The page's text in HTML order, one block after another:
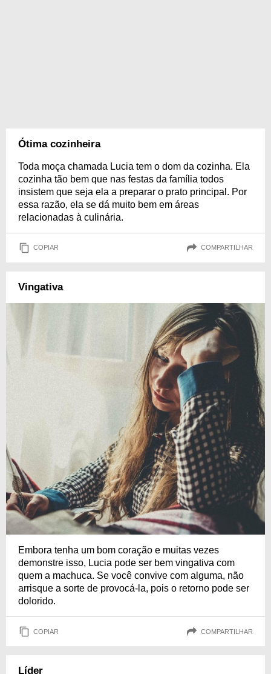
Ótima cozinheira
Toda moça chamada Lucia tem o dom da cozinha. Ela
cozinha tão bem que nas festas da família todos
insistem que seja ela a preparar o prato principal. Por
essa razão, ela se dá muito bem em áreas
relacionadas à culinária.
COPIAR COMPARTILHAR
Vingativa
Embora tenha um bom coração e muitas vezes
demonstre isso, Lucia pode ser bem vingativa com
quem a machuca. Se você convive com alguma, não
arrisque a sorte de provocá-la, pois o retorno pode ser
dolorido.
COPIAR COMPARTILHAR
Líder